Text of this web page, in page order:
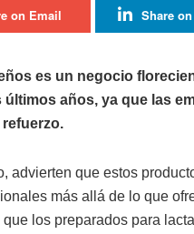
on Email Share
es un negocio
años, ya que las
advierten que estos
más allá de lo que
los preparados para